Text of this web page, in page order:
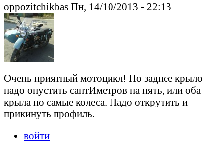
oppozitchikbas Пн, 14/10/2013 - 22:13
Очень приятный мотоцикл! Но заднее крыло
надо опустить сантИметров на пять, или оба
крыла по самые колеса. Надо открутить и
прикинуть профиль.
войти